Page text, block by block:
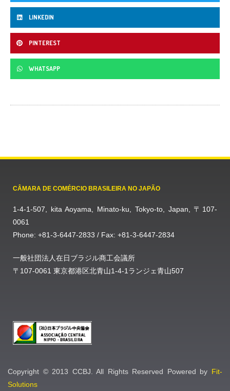
LINKEDIN
PINTEREST
WHATSAPP
CÂMARA DE COMÉRCIO BRASILEIRA NO JAPÃO
1-4-1-507, kita Aoyama, Minato-ku, Tokyo-to, Japan, 〒107-
0061
Phone: +81-3-6447-2833 / Fax: +81-3-6447-2834
一般社団法人在日ブラジル商工会議所
〒107-0061 東京都港区北青山1-4-1ランジェ青山507
Copyright © 2013 CCBJ. All Rights Reserved Powered by Fit-
Solutions